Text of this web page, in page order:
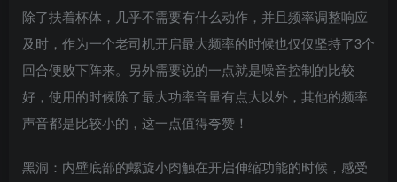
除了扶着杯体，几乎不需要有什么动作，并且频率调整响应
及时，作为一个老司机开启最大频率的时候也仅仅坚持了3个
回合便败下阵来。另外需要说的一点就是噪音控制的比较
好，使用的时候除了最大功率音量有点大以外，其他的频率
声音都是比较小的，这一点值得夸赞！
黑洞：内壁底部的螺旋小肉触在开启伸缩功能的时候，感受